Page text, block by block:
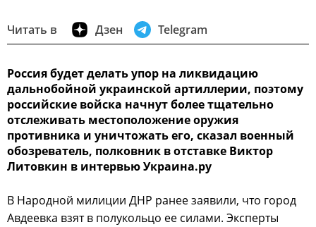
Читать в Дзен Telegram
Россия будет делать упор на ликвидацию
дальнобойной украинской артиллерии, поэтому
российские войска начнут более тщательно
отслеживать местоположение оружия
противника и уничтожать его, сказал военный
обозреватель, полковник в отставке Виктор
Литовкин в интервью Украина.ру
В Народной милиции ДНР ранее заявили, что город
Авдеевка взят в полукольцо ее силами. Эксперты